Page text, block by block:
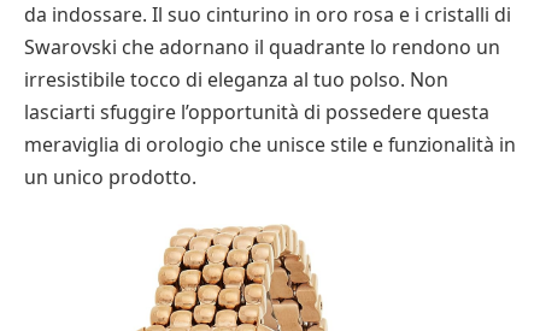
da indossare. Il suo cinturino in oro rosa e i cristalli di
Swarovski che adornano il quadrante lo rendono un
irresistibile tocco di eleganza al tuo polso. Non
lasciarti sfuggire l’opportunità di possedere questa
meraviglia di orologio che unisce stile e funzionalità in
un unico prodotto.